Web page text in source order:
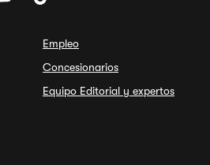
Empleo
Concesionarios
Equipo Editorial y expertos